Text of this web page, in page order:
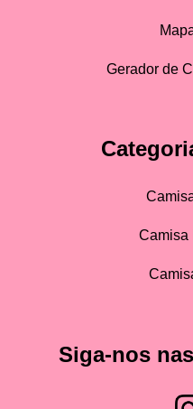
Gerador de
Camisa
Siga-nos